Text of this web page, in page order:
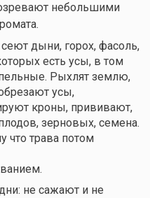
небольшими
дыни, горох, фасоль,
есть усы, в том
Рыхлят землю,
усы,
кроны, прививают,
зерновых, семена.
что трава потом
не сажают и не